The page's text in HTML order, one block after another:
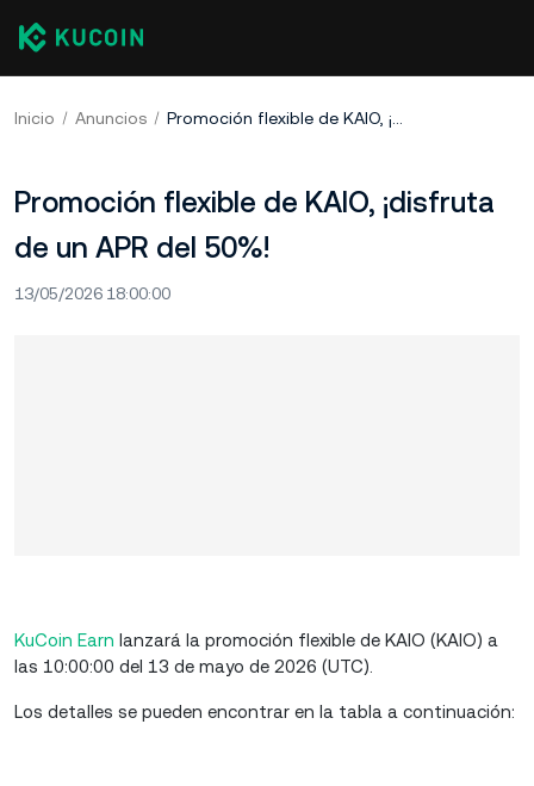
Inicio Anuncios Promoción flexible de KAIO, ¡disfruta de un APR del 50%!
Promoción flexible de KAIO, ¡disfruta
de un APR del 50%!
13/05/2026 18:00:00
KuCoin Earn lanzará la promoción flexible de KAIO (KAIO) a
las 10:00:00 del 13 de mayo de 2026 (UTC).
Los detalles se pueden encontrar en la tabla a continuación: